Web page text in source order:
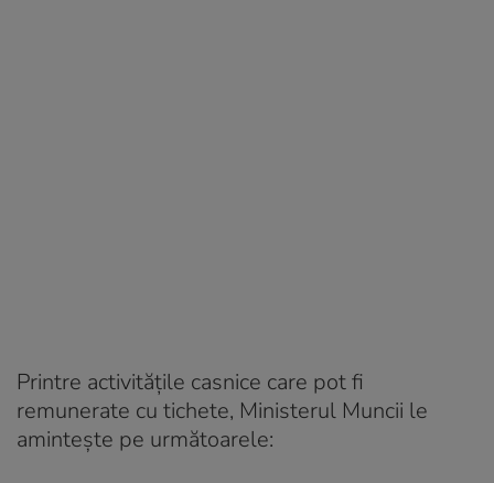
Printre activităţile casnice care pot fi
remunerate cu tichete, Ministerul Muncii le
aminteşte pe următoarele: